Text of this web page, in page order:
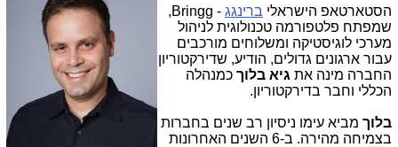
הסטארטאפ הישראלי ברינגג -
Bringg
,
שמפתח פלטפורמה טכנולוגית לניהול
מערכי לוגיסטיקה ומשלוחים מורכבים
עבור ארגונים גדולים, הודיע, שדירקטוריון
החברה מינה את גיא בלוך כמנהלה
הכללי וחבר בדירקטוריון.
בלוך מביא עימו ניסיון רב שנים בחברות
בצמיחה מהירה. ב-6 השנים האחרונות